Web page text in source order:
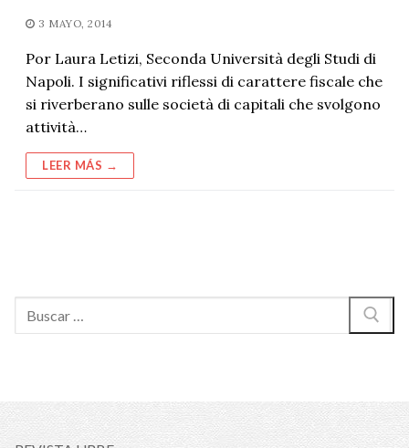
3 MAYO, 2014
Por Laura Letizi, Seconda Università degli Studi di
Napoli. I significativi riflessi di carattere fiscale che
si riverberano sulle società di capitali che svolgono
attività…
LEER MÁS →